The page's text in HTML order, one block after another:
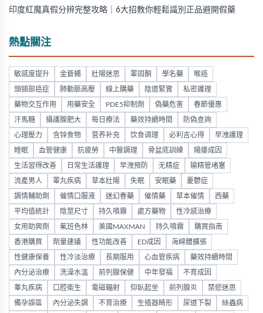
印度紅魔真假分辨完整攻略｜6大招教你輕鬆識別正品避開假藥
熱點關注
敏感度提升 金蒼蠅 壯陽迷思 睪固酮 學名藥 喉癌
頭頸部癌症 肺動脈高壓 線上購藥 陰道緊實 私密護理
藥物交互作用 用藥安全 PDE5抑制劑 偽藥危害 春節優惠
汗馬糖 攝護腺肥大 每日療法 藥效持續時間 防偽查詢
心理壓力 含锌食物 营养补充 饮食调理 必利吉心得 早洩護理
睡眠 血管健康 抗疲勞 中醫調理 骨盆底訓練 陽痿成因
生活習得改善 日常生活護理 早洩預防 无精症 输精管堵塞
流產男人 睪丸疾病 草本壯陽 失眠 安眠藥 憂鬱症
調情輔助劑 催情口服液 迷幻春藥 催情藥 草本催情 西藥
平均值統計 陰莖尺寸 持久噴霧 處方藥物 性冷感治療
女用助興劑 氟班色林 美國MAXMAN 持久噴霧 購買指南
香港購買 劑量建議 性功能改善 ED成因 海綿體擴張
性健康保養 性冷淡治療 長期服用 心血管疾病 藥效持續時間
內分泌治療 洗澡水溫 前列腺保健 中年發福 不育成因
睾丸疾病 口腔衛生 電磁輻射 仰臥起坐 前列腺炎 禁慾迷思
備孕誤區 內分泌失調 不育治療 生殖器畸形 尿道下裂 絲蟲病